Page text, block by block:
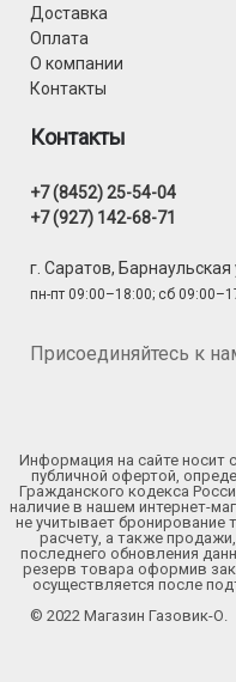
Доставка
Оплата
О компании
Контакты
Контакты
+7 (8452) 25-54-04
+7 (927) 142-68-71
г. Саратов, Барнаульская
пн-пт 09:00–18:00; сб
Присоединяйтесь к
Информация на сайте носит
публичной офертой,
Гражданского кодекса
наличие в нашем интернет-
не учитывает бронирование
расчету, а также
последнего обновления
резерв товара оформив
осуществляется после
© 2022 Магазин Газовик-О.